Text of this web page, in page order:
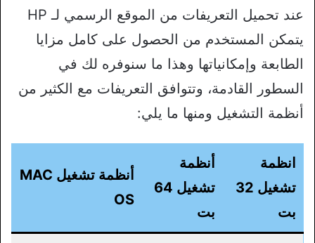
عند تحميل التعريفات من الموقع الرسمي لـ HP
يتمكن المستخدم من الحصول على كامل مزايا
الطابعة وإمكانياتها وهذا ما سنوفره لك في
السطور القادمة، وتتوافق التعريفات مع الكثير من
أنظمة التشغيل ومنها ما يلي:
انظمة
تشغيل 32
بت
أنظمة
تشغيل 64
بت
أنظمة تشغيل MAC
OS